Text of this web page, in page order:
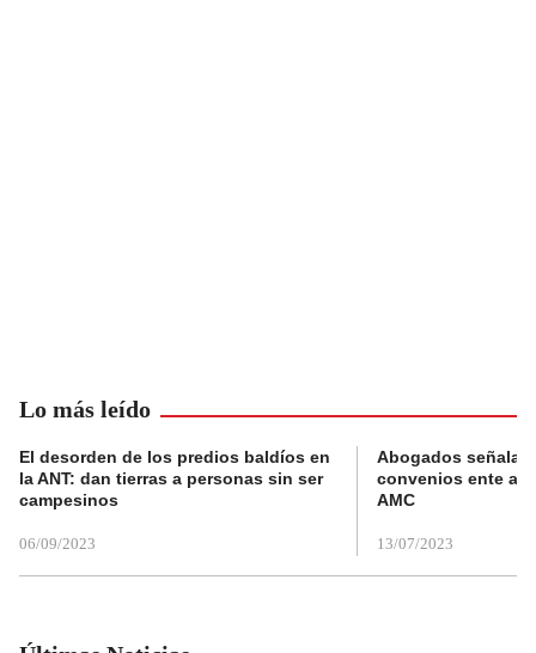
Lo más leído
El desorden de los predios baldíos en
la ANT: dan tierras a personas sin ser
campesinos
06/09/2023
Abogados
convenios ente
AMC
13/07/2023